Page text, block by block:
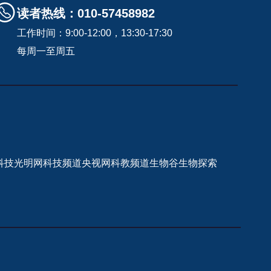
读者热线：010-57458982
工作时间：9:00-12:00，13:30-17:30
每周一至周五
技光明网科技频道央视网科教频道生物谷生物探索